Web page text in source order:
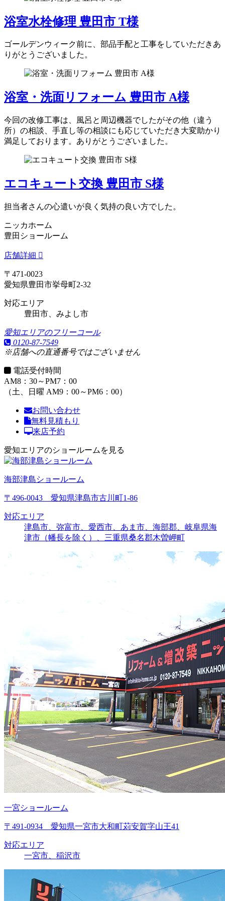
浴室水栓修理 豊田市 T様
ゴールデンウィーク前に、部品手配と工事をしていただきあ
りがとうございました。
浴室・洗面リフォーム 豊田市 A様
今回の改修工事は、風呂と周辺機器でしたがその他（違う
所）の相談、手直し等の相談にも応じていただき大変助かり
満足しております。ありがとうございました。
エコキュート交換 豊田市 S様
担当者さんの心遣いが良く気持の良い方でした。
ニッカホーム
豊田ショールーム
店舗詳細
〒471-0023
愛知県豊田市挙母町2-32
対応エリア
豊田市、みよし市
愛知エリアのフリーコール
0120-87-7549
※店舗への直通番号ではございません
電話受付時間
AM8：30～PM7：00
（土、日曜 AM9：00～PM6：00）
お問い合わせ
無料見積もり
来店予約
愛知エリアのショールームを見る
海部津島ショールーム
〒496-0043 愛知県津島市古川町1-86
対応エリア
津島市、弥富市、愛西市、あま市、海部郡、岐阜県海
津市（幡長を除く）、三重県桑名郡木曽岬町
一宮ショールーム
〒491-0934 愛知県一宮市大和町苅安賀字山王41
対応エリア
一宮市、稲沢市